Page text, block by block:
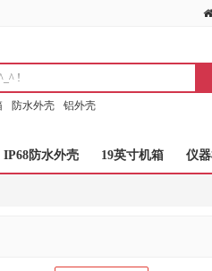
防水外壳 铝外壳
IP68防水外壳 19英寸机箱 仪